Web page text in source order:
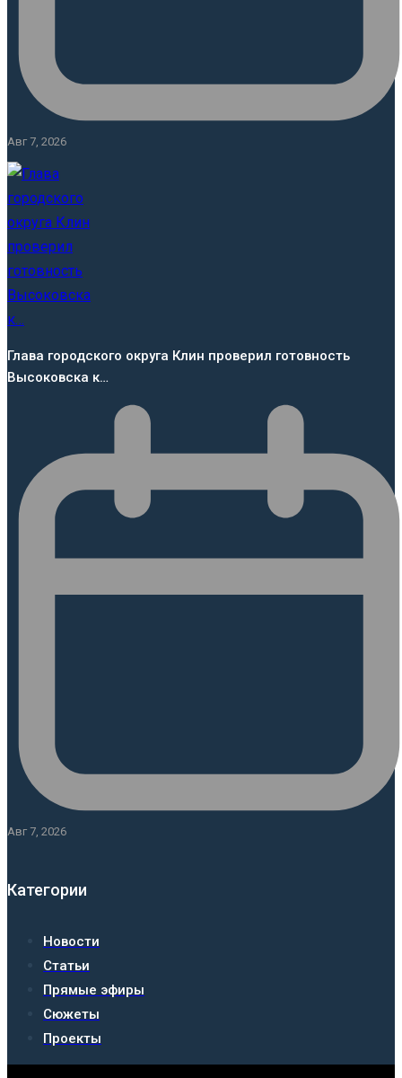
Авг 7, 2026
Глава городского округа Клин проверил готовность
Высоковска к…
Авг 7, 2026
Категории
Новости
Статьи
Прямые эфиры
Сюжеты
Проекты